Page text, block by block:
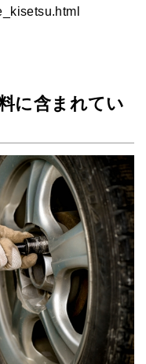
に含まれてい